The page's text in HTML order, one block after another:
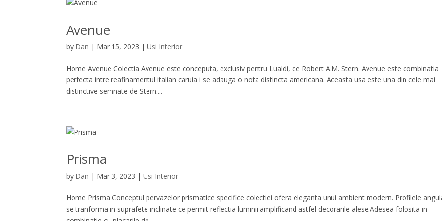
Avenue
by Dan | Mar 15, 2023 |Usi Interior
Home Avenue Colectia Avenue este conceputa, exclusiv pentru Lualdi, de Robert A.M. Stern. Avenue este combinatia
perfecta intre reafinamentul italian caruia i se adauga o nota distincta americana. Aceasta usa este una din cele mai
distinctive semnate de Stern....
Prisma
by Dan | Mar 3, 2023 |Usi Interior
Home Prisma Conceptul pervazelor prismatice specifice colectiei ofera eleganta unui ambient modern. Profilele
se tranforma in suprafete inclinate ce permit reflectia luminii amplificand astfel decorarile alese.Adesea folosita in